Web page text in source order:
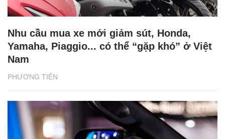
PHƯƠNG TIỆN
Nhu cầu mua xe mới giảm sút, Honda,
Yamaha, Piaggio... có thể “gặp khó” ở Việt
Nam